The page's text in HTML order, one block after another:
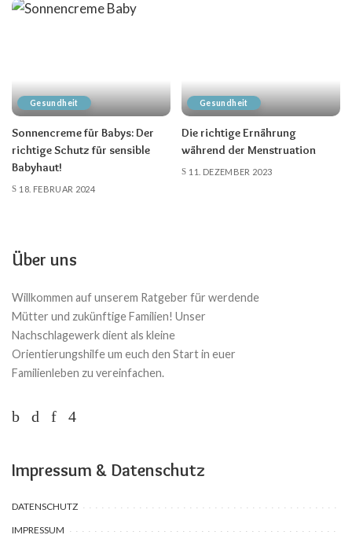
Gesundheit
Sonnencreme für Babys: Der
richtige Schutz für sensible
Babyhaut!
18. FEBRUAR 2024
Gesundheit
Die richtige Ernährung
während der Menstruation
11. DEZEMBER 2023
Über uns
Willkommen auf unserem Ratgeber für werdende
Mütter und zukünftige Familien! Unser
Nachschlagewerk dient als kleine
Orientierungshilfe um euch den Start in euer
Familienleben zu vereinfachen.
Impressum & Datenschutz
DATENSCHUTZ
IMPRESSUM